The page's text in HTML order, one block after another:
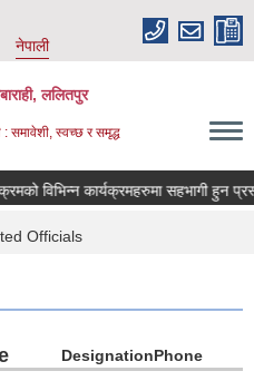
नेपाली
ललितपुर
: समावेशी, स्वच्छ र समृद्ध
राष्ट्रिय कृषि आधुनिकीकरण
Officials
DesignationPhone